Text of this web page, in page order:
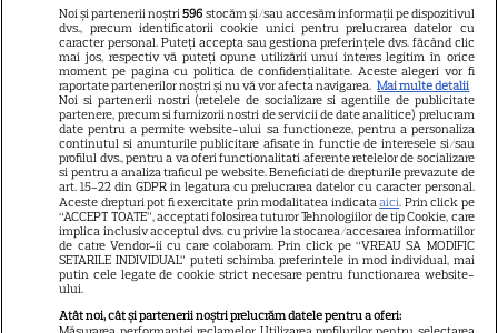
sezonul 3
5
NETFLIX
„Palatul de Est”, noul fenomen
coreean de pe Netflix: Regele
blestemat, fantomele și
exorcistul care sfidează
moartea
PRIME VIDEO
Când „Fălci” se întâlnește cu
Noi și partenerii noștri596 stocăm și/sau accesăm informații pe dispozitivul
dvs., precum identificatorii cookie unici pentru prelucrarea datelor cu
caracter personal. Puteți accepta sau gestiona preferințele dvs. făcând clic
mai jos, respectiv vă puteți opune utilizării unui interes legitim în orice
moment pe pagina cu politica de confidențialitate. Aceste alegeri vor fi
raportate partenerilor noștri și nu vă vor afecta navigarea. Mai multe detalii
Noi si partenerii nostri (retelele de socializare si agentiile de publicitate
partenere, precum si furnizorii nostri de servicii de date analitice) prelucram
date pentru a permite website-ului sa functioneze, pentru a personaliza
continutul si anunturile publicitare afisate in functie de interesele si/sau
profilul dvs., pentru a va oferi functionalitati aferente retelelor de socializare
si pentru a analiza traficul pe website. Beneficiati de drepturile prevazute de
art. 15-22 din GDPR in legatura cu prelucrarea datelor cu caracter personal.
Aceste drepturi pot fi exercitate prin modalitatea indicataaici. Prin click pe
“ACCEPT TOATE”, acceptati folosirea tuturor Tehnologiilor de tip Cookie, care
implica inclusiv acceptul dvs. cu privire la stocarea/accesarea informatiilor
de catre Vendor-ii cu care colaboram. Prin click pe “VREAU SA MODIFIC
SETARILE INDIVIDUAL” puteti schimba preferintele in mod individual, mai
putin cele legate de cookie strict necesare pentru functionarea website-
ului.
Atât noi, cât și partenerii noștri prelucrăm datele pentru a oferi: